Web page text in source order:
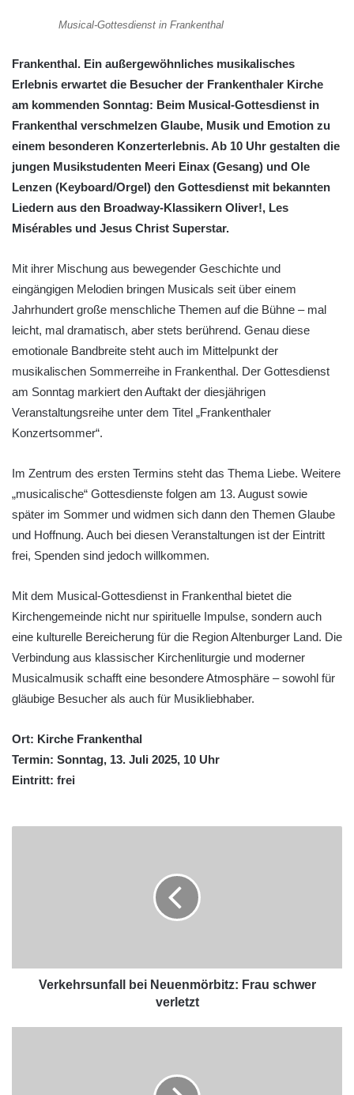
Musical-Gottesdienst in Frankenthal
Frankenthal. Ein außergewöhnliches musikalisches
Erlebnis erwartet die Besucher der Frankenthaler Kirche
am kommenden Sonntag: Beim Musical-Gottesdienst in
Frankenthal verschmelzen Glaube, Musik und Emotion zu
einem besonderen Konzerterlebnis. Ab 10 Uhr gestalten die
jungen Musikstudenten Meeri Einax (Gesang) und Ole
Lenzen (Keyboard/Orgel) den Gottesdienst mit bekannten
Liedern aus den Broadway-Klassikern Oliver!, Les
Misérables und Jesus Christ Superstar.
Mit ihrer Mischung aus bewegender Geschichte und
eingängigen Melodien bringen Musicals seit über einem
Jahrhundert große menschliche Themen auf die Bühne – mal
leicht, mal dramatisch, aber stets berührend. Genau diese
emotionale Bandbreite steht auch im Mittelpunkt der
musikalischen Sommerreihe in Frankenthal. Der Gottesdienst
am Sonntag markiert den Auftakt der diesjährigen
Veranstaltungsreihe unter dem Titel „Frankenthaler
Konzertsommer“.
Im Zentrum des ersten Termins steht das Thema Liebe. Weitere
„musicalische“ Gottesdienste folgen am 13. August sowie
später im Sommer und widmen sich dann den Themen Glaube
und Hoffnung. Auch bei diesen Veranstaltungen ist der Eintritt
frei, Spenden sind jedoch willkommen.
Mit dem Musical-Gottesdienst in Frankenthal bietet die
Kirchengemeinde nicht nur spirituelle Impulse, sondern auch
eine kulturelle Bereicherung für die Region Altenburger Land. Die
Verbindung aus klassischer Kirchenliturgie und moderner
Musicalmusik schafft eine besondere Atmosphäre – sowohl für
gläubige Besucher als auch für Musikliebhaber.
Ort: Kirche Frankenthal
Termin: Sonntag, 13. Juli 2025, 10 Uhr
Eintritt: frei
Verkehrsunfall bei Neuenmörbitz: Frau schwer
verletzt